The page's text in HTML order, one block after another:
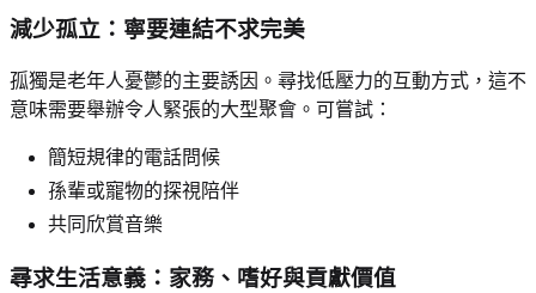
減少孤立：寧要連結不求完美
孤獨是老年人憂鬱的主要誘因。尋找低壓力的互動方式，這不
意味需要舉辦令人緊張的大型聚會。可嘗試：
簡短規律的電話問候
孫輩或寵物的探視陪伴
共同欣賞音樂
尋求生活意義：家務、嗜好與貢獻價值